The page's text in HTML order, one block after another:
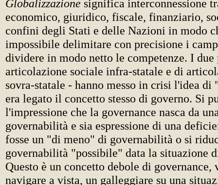
Globalizzazione significa interconnessione
economico, giuridico, fiscale, finanziario,
confini degli Stati e delle Nazioni in modo
impossibile delimitare con precisione i
dividere in modo netto le competenze. I due
articolazione sociale infra-statale e di
sovra-statale - hanno messo in crisi l'idea
era legato il concetto stesso di governo. Si
l'impressione che la governance nasca da
governabilità e sia espressione di una
fosse un "di meno" di governabilità o si
governabilità "possibile" data la situazione
Questo è un concetto debole di governance,
navigare a vista, un galleggiare su una